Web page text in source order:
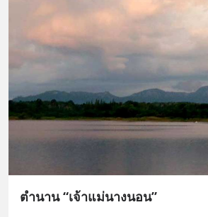
ตำนาน “เจ้าแม่นางนอน”